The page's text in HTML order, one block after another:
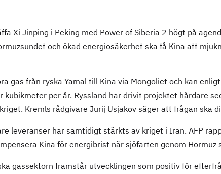
Xi Jinping i Peking med Power of Siberia 2 högt på
och ökad energiosäkerhet ska få Kina att
gas från ryska Yamal till Kina via Mongoliet och kan enligt
kubikmeter per år. Ryssland har drivit projektet hårdare
Kremls rådgivare Jurij Usjakov säger att frågan ska
leveranser har samtidigt stärkts av kriget i Iran. AFP
Kina för energibrist när sjöfarten genom Hormuz
gassektorn framstår utvecklingen som positiv för